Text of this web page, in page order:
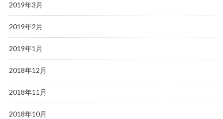
2019年3月
2019年2月
2019年1月
2018年12月
2018年11月
2018年10月